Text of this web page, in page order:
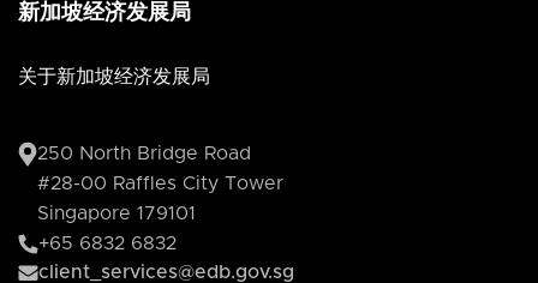
新加坡经济发展局
关于新加坡经济发展局
250 North Bridge Road
#28-00 Raffles City Tower
Singapore 179101
+65 6832 6832
client_services@edb.gov.sg